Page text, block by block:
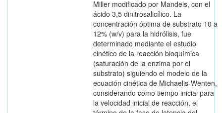
Miller modificado por Mandels, con el
ácido 3,5 dinitrosalicílico. La
concentración óptima de substrato 10 a
12% (w/v) para la hidrólisis, fue
determinado mediante el estudio
cinético de la reacción bioquímica
(saturación de la enzima por el
substrato) siguiendo el modelo de la
ecuación cinética de Michaelis-Wenten,
considerando como tiempo inicial para
la velocidad inicial de reacción, el